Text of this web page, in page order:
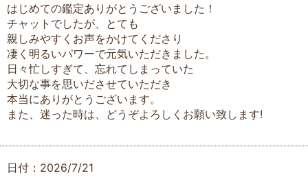
はじめての鑑定ありがとうございました！
チャットでしたが、とても
親しみやすくお声をかけてくださり
凄く明るいパワーで元気いただきました。
日々忙しすぎて、忘れてしまっていた
大切な事を思いださせていただき
本当にありがとうございます。
また、迷った時は、どうぞよろしくお願い致します!
日付：2026/7/21